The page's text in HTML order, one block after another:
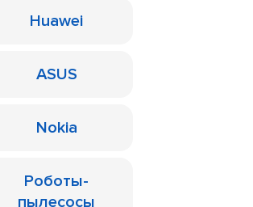
Huawei
ASUS
Nokia
Роботы-
пылесосы